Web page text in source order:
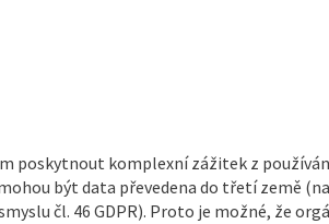
poskytnout komplexní zážitek z
být data převedena do třetí země
čl. 46 GDPR). Proto je možné, že